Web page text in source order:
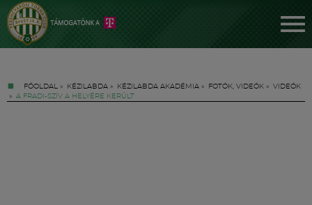
FŐOLDAL » KÉZILABDA » KÉZILABDA AKADÉMIA » FOTÓK, VIDEÓK » VIDEÓK
» A FRADI-SZÍV A HELYÉRE KERÜLT